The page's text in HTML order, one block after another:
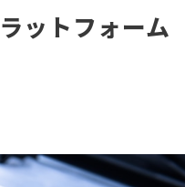
ットフォーム